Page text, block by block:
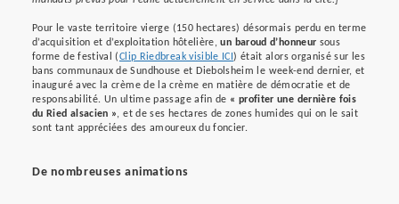
Pour le vaste territoire vierge (150 hectares) désormais perdu en terme
d’acquisition et d’exploitation hôtelière,un baroud d’honneur sous
forme de festival (Clip Riedbreak visible ICI ) était alors organisé sur les
bans communaux de Sundhouse et Diebolsheim le week-end dernier, et
inauguré avec la crème de la crème en matière de démocratie et de
responsabilité. Un ultime passage afin de « profiter une dernière fois
du Ried alsacien », et de ses hectares de zones humides qui on le sait
sont tant appréciées des amoureux du foncier.
De nombreuses animations